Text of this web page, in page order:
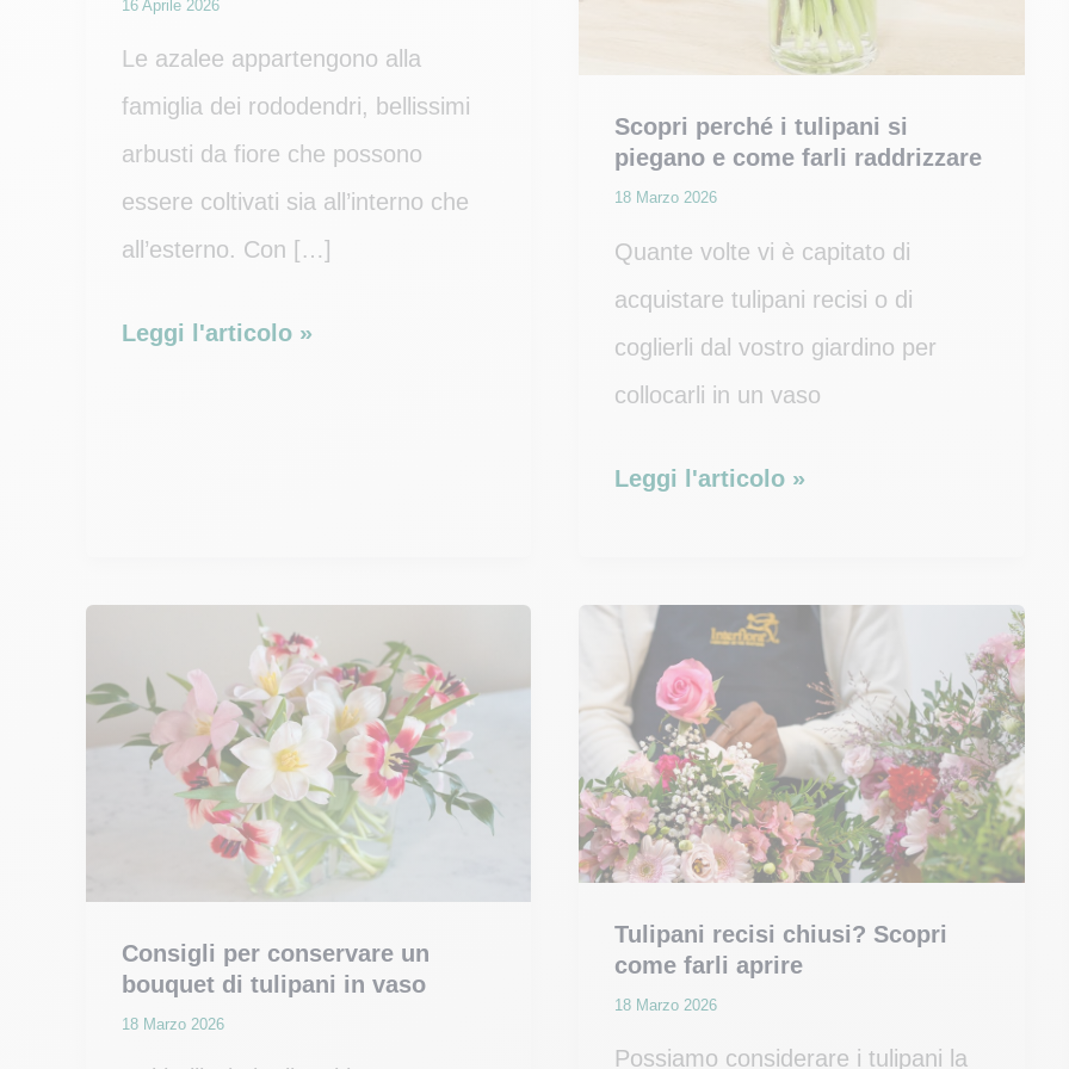
16 Aprile 2026
Le azalee appartengono alla
famiglia dei rododendri, bellissimi
arbusti da fiore che possono
essere coltivati sia all’interno che
all’esterno. Con […]
Manutenzione
Interflora
Leggi l'articolo »
Scopri perché i tulipani si
piegano e come farli raddrizzare
18 Marzo 2026
Quante volte vi è capitato di
acquistare tulipani recisi o di
coglierli dal vostro giardino per
collocarli in un vaso
Scopri
tulipani
si
piegano
e
come
farli
Leggi l'articolo »
Consigli per conservare un
bouquet di tulipani in vaso
18 Marzo 2026
Tulipani recisi chiusi? Scopri
come farli aprire
18 Marzo 2026
Possiamo considerare i tulipani la